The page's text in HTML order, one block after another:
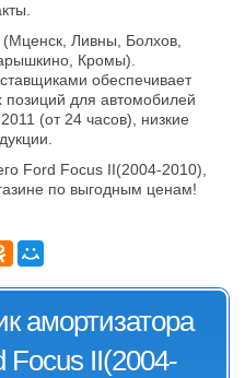
Ливны, Болхов,
Кромы).
обеспечивает
позиций для автомобилей
(от 24 часов), низкие
Ford Focus II(2004-2010),
по выгодным ценам!
амортизатора
Focus II(2004-